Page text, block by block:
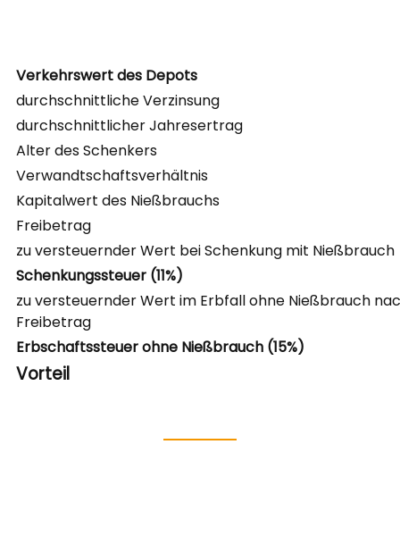
Verkehrswert des Depots
durchschnittliche Verzinsung
durchschnittlicher Jahresertrag
Alter des Schenkers
Verwandtschaftsverhältnis
Kapitalwert des Nießbrauchs
Freibetrag
zu versteuernder Wert bei Schenkung mit Nießbrauch
Schenkungssteuer (11%)
zu versteuernder Wert im Erbfall ohne Nießbrauch
Freibetrag
Erbschaftssteuer ohne Nießbrauch (15%)
Vorteil